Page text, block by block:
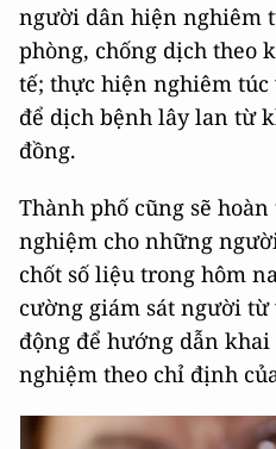
người dân hiện nghiêm
phòng, chống dịch theo
tế; thực hiện nghiêm
để dịch bệnh lây lan từ
đồng.
Thành phố cũng sẽ
nghiệm cho những
chốt số liệu trong hôm
cường giám sát người
động để hướng dẫn
nghiệm theo chỉ định